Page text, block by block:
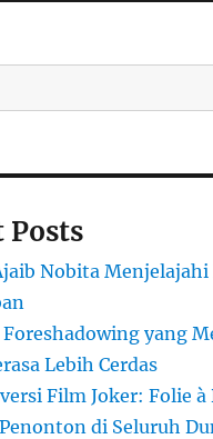
Posts
Nobita Menjelajahi
yang
Lebih Cerdas
Film Joker: Folie à
di Seluruh